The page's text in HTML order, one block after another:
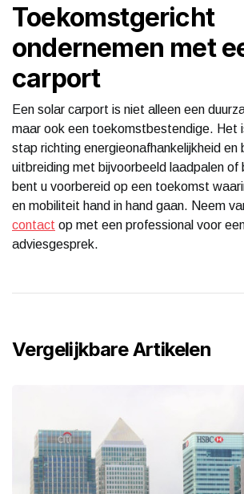
Toekomstgericht
ondernemen met
carport
Een solar carport is niet alleen een
maar ook een toekomstbestendige. Het
stap richting energieonafhankelijkheid en
uitbreiding met bijvoorbeeld laadpalen
bent u voorbereid op een toekomst
en mobiliteit hand in hand gaan. Neem
contact op met een professional voor
adviesgesprek.
Vergelijkbare Artikelen